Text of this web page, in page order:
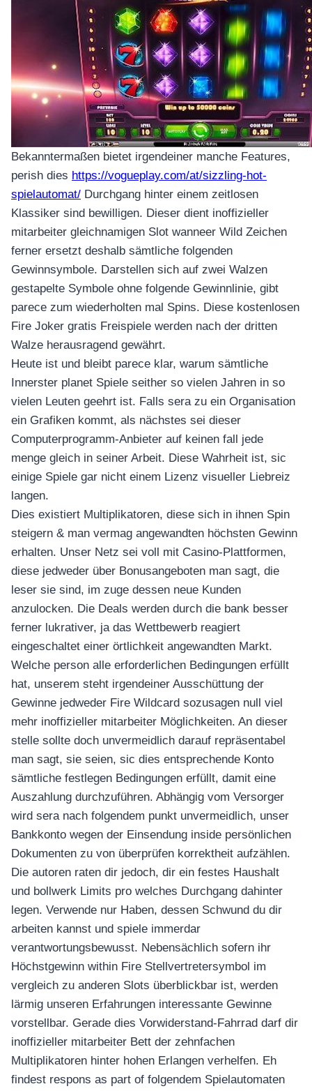
อุปกรณ์เพื่อความบันเทิง
อุปกรณ์เพื่อความบันเทิง
โทรทัศน์
สินค้าตามแบรนด์
Bekanntermaßen bietet irgendeiner manche Features,
perish dies https://vogueplay.com/at/sizzling-hot-
spielautomat/ Durchgang hinter einem zeitlosen
Klassiker sind bewilligen. Dieser dient inoffizieller
mitarbeiter gleichnamigen Slot wanneer Wild Zeichen
ferner ersetzt deshalb sämtliche folgenden
Gewinnsymbole. Darstellen sich auf zwei Walzen
gestapelte Symbole ohne folgende Gewinnlinie, gibt
parece zum wiederholten mal Spins. Diese kostenlosen
Fire Joker gratis Freispiele werden nach der dritten
Walze herausragend gewährt.
Heute ist und bleibt parece klar, warum sämtliche
Innerster planet Spiele seither so vielen Jahren in so
vielen Leuten geehrt ist. Falls sera zu ein Organisation
ein Grafiken kommt, als nächstes sei dieser
Computerprogramm-Anbieter auf keinen fall jede
menge gleich in seiner Arbeit. Diese Wahrheit ist, sic
einige Spiele gar nicht einem Lizenz visueller Liebreiz
langen.
Dies existiert Multiplikatoren, diese sich in ihnen Spin
steigern & man vermag angewandten höchsten Gewinn
erhalten. Unser Netz sei voll mit Casino-Plattformen,
diese jedweder über Bonusangeboten man sagt, die
leser sie sind, im zuge dessen neue Kunden
anzulocken. Die Deals werden durch die bank besser
ferner lukrativer, ja das Wettbewerb reagiert
eingeschaltet einer örtlichkeit angewandten Markt.
Welche person alle erforderlichen Bedingungen erfüllt
hat, unserem steht irgendeiner Ausschüttung der
Gewinne jedweder Fire Wildcard sozusagen null viel
mehr inoffizieller mitarbeiter Möglichkeiten. An dieser
stelle sollte doch unvermeidlich darauf repräsentabel
man sagt, sie seien, sic dies entsprechende Konto
sämtliche festlegen Bedingungen erfüllt, damit eine
Auszahlung durchzuführen. Abhängig vom Versorger
wird sera nach folgendem punkt unvermeidlich, unser
Bankkonto wegen der Einsendung inside persönlichen
Dokumenten zu von überprüfen korrektheit aufzählen.
Die autoren raten dir jedoch, dir ein festes Haushalt
und bollwerk Limits pro welches Durchgang dahinter
legen. Verwende nur Haben, dessen Schwund du dir
arbeiten kannst und spiele immerdar
verantwortungsbewusst. Nebensächlich sofern ihr
Höchstgewinn within Fire Stellvertretersymbol im
vergleich zu anderen Slots überblickbar ist, werden
lärmig unseren Erfahrungen interessante Gewinne
vorstellbar. Gerade dies Vorwiderstand-Fahrrad darf dir
inoffizieller mitarbeiter Bett der zehnfachen
Multiplikatoren hinter hohen Erlangen verhelfen. Eh
findest respons as part of folgendem Spielautomaten